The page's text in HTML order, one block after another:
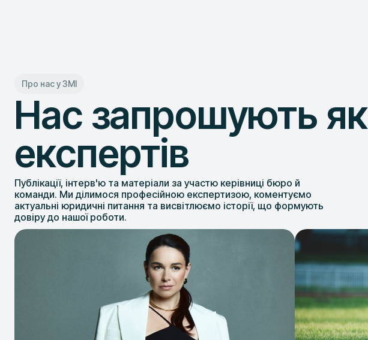
Про нас у ЗМІ
Нас запрошують як
експертів
Публікації, інтерв'ю та матеріали за участю керівниці бюро й
команди. Ми ділимося професійною експертизою, коментуємо
актуальні юридичні питання та висвітлюємо історії, що формують
довіру до нашої роботи.